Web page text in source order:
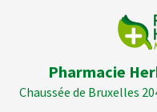
Pharmacie
Chaussée de Bruxelles